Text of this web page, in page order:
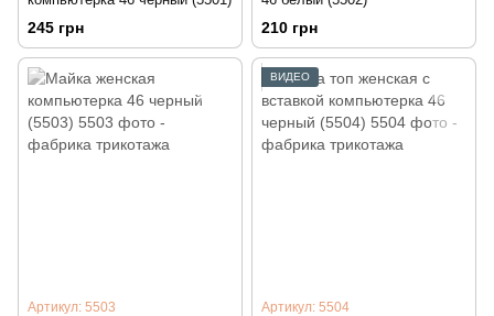
245 грн 210 грн
Артикул: 5503
ВИДЕО
Артикул: 5504